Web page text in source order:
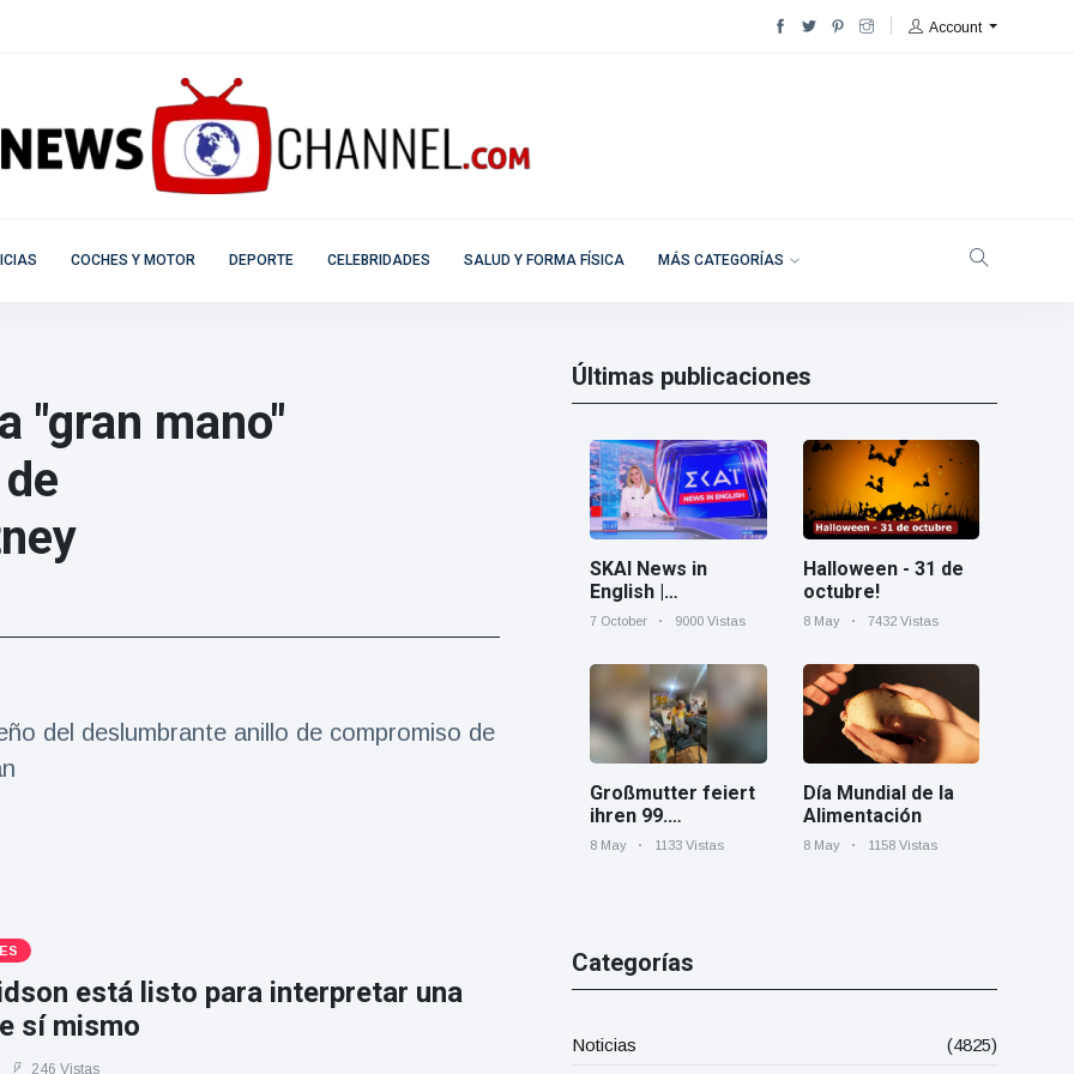
Account
COCHES Y MOTOR DEPORTE CELEBRIDADES SALUD Y FORMA FÍSICA MÁS CATEGORÍAS
"gran mano"
del deslumbrante anillo de compromiso de
está listo para interpretar una
sí mismo
246 Vistas
Últimas publicaciones
SKAI News in
English |
07/10/2025
7 October 9000 Vistas
Halloween - 31 de
octubre!
8 May 7432 Vistas
Großmutter feiert
ihren 99.
Geburtstag und
8 May 1133 Vistas
Día Mundial de la
Alimentación
8 May 1158 Vistas
Categorías
Noticias
(4825)